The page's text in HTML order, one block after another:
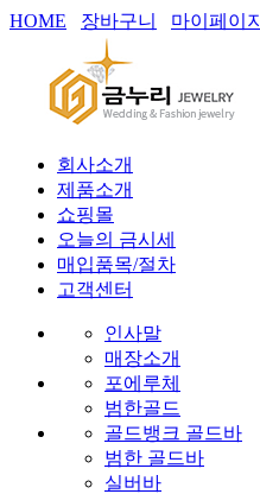
HOME 장바구니 마이페이지
회사소개
제품소개
쇼핑몰
오늘의 금시세
매입품목/절차
고객센터
인사말
매장소개
포에루체
범한골드
골드뱅크 골드바
범한 골드바
실버바